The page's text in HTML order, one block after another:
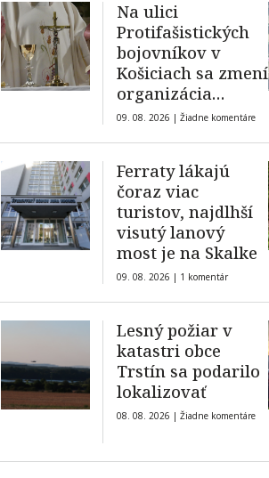
Na ulici
Protifašistických
bojovníkov v
Košiciach sa zmení
organizácia
dopravy
09. 08. 2026 | Žiadne komentáre
Ferraty lákajú
čoraz viac
turistov, najdlhší
visutý lanový
most je na Skalke
09. 08. 2026 | 1 komentár
Lesný požiar v
katastri obce
Trstín sa podarilo
lokalizovať
08. 08. 2026 | Žiadne komentáre